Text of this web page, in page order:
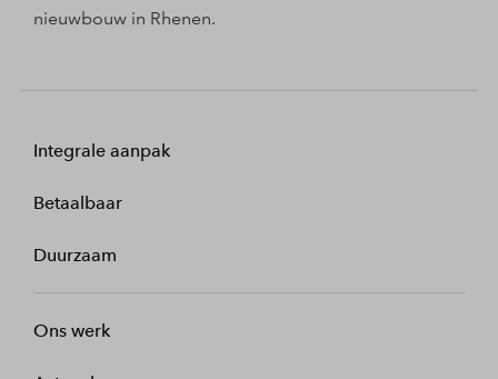
nieuwbouw in Rhenen.
Integrale aanpak
Betaalbaar
Duurzaam
Ons werk